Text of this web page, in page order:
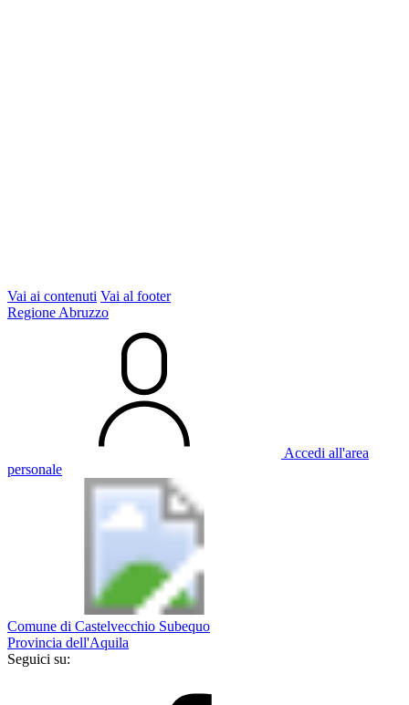
Vai ai contenuti Vai al footer
Regione Abruzzo
Accedi all'area
personale
Comune di Castelvecchio Subequo
Provincia dell'Aquila
Seguici su: